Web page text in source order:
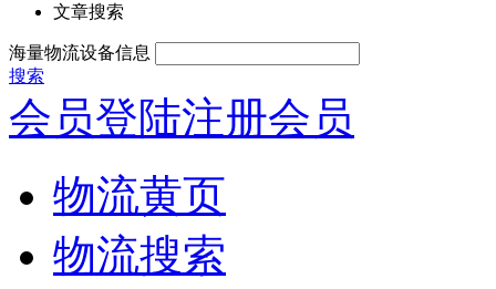
文章搜索
海量物流设备信息
搜索
会员登陆注册会员
物流黄页
物流搜索